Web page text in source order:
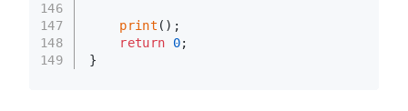
146
147
148
149
print ();
return
0;
}